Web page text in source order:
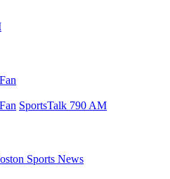
SportsTalk 790 AM
Sports News